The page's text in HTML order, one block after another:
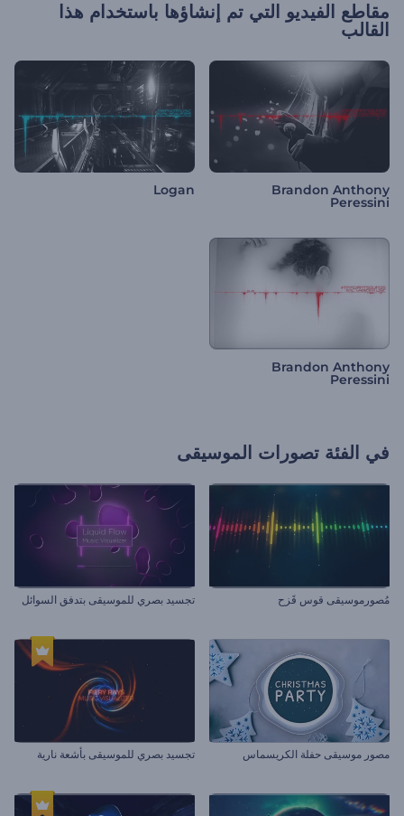
مقاطع الفيديو التي تم إنشاؤها باستخدام هذا
القالب
Brandon Anthony
Peressini
Logan
Brandon Anthony
Peressini
في الفئة تصورات الموسيقى
مُصورموسيقى قوس قَزح تجسيد بصري للموسيقى بتدفق السوائل
مصور موسيقى حفلة الكريسماس تجسيد بصري للموسيقى بأشعة نارية